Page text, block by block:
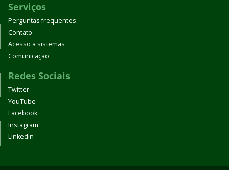
Serviços
Perguntas frequentes
Contato
Acesso a sistemas
Comunicação
Redes Sociais
Twitter
YouTube
Facebook
Instagram
Linkedin